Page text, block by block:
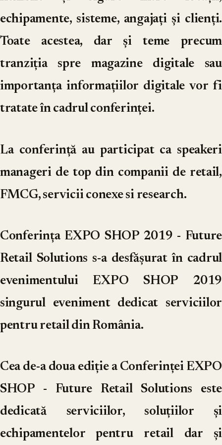
echipamente, sisteme, angajați și clienți.
Toate acestea, dar și teme precum
tranziția spre magazine digitale sau
importanța informațiilor digitale vor fi
tratate în cadrul conferinței.
La conferință au participat ca speakeri
manageri de top din companii de retail,
FMCG, servicii conexe si research.
Conferința EXPO SHOP 2019 - Future
Retail Solutions s-a desfășurat în cadrul
evenimentului EXPO SHOP 2019
singurul eveniment dedicat serviciilor
pentru retail din România.
Cea de-a doua ediție a Conferinței EXPO
SHOP - Future Retail Solutions este
dedicată serviciilor, soluțiilor și
echipamentelor pentru retail dar și